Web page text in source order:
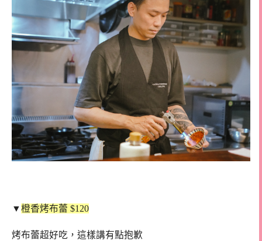
▼橙香烤布蕾 $120
烤布蕾超好吃，這樣講有點抱歉